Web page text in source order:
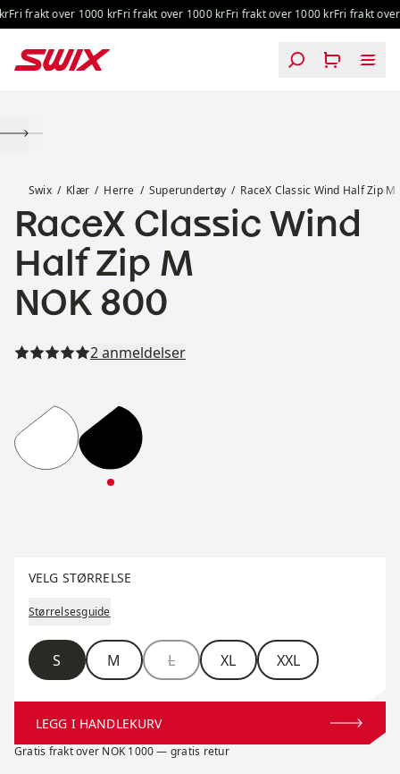
Hopp til innhold
Fri frakt over 1000 krFri frakt over 1000 krFri frakt over 1000 krFri frakt over
Swix Klær Herre Superundertøy RaceX Classic Wind Half Zip M
RaceX Classic Wind
Half Zip M
Pris:
NOK 800
Les alle anmeldelser
2 anmeldelser
RaceX Classic Wind Half Zip M
RaceX Classic Wind Half Zip M
VELG STØRRELSE
Størrelsesguide
Størrelse
S M L XL XXL
LEGG I HANDLEKURV
Gratis frakt over NOK 1000 — gratis retur